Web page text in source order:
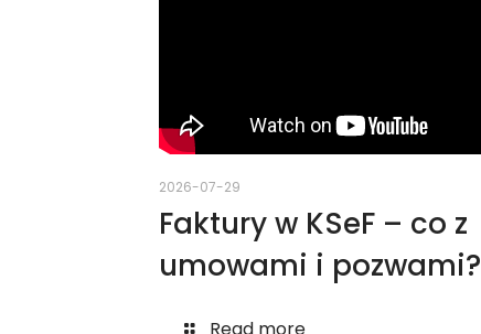
2026-07-29
Faktury w KSeF – co z
umowami i pozwami?